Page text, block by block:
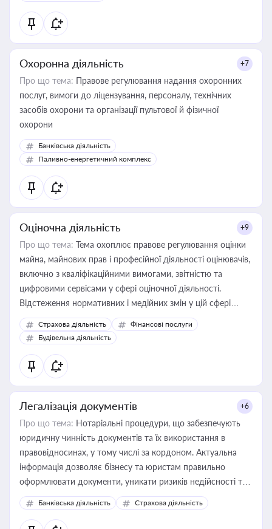
Охоронна діяльність +7
Про що тема: Правове регулювання надання охоронних
послуг, вимоги до ліцензування, персоналу, технічних
засобів охорони та організації пультової й фізичної
охорони
Банківська діяльність
Паливно-енергетичний комплекс
Оціночна діяльність +9
Про що тема: Тема охоплює правове регулювання оцінки
майна, майнових прав і професійної діяльності оцінювачів,
включно з кваліфікаційними вимогами, звітністю та
цифровими сервісами у сфері оціночної діяльності.
Відстеження нормативних і медійних змін у цій сфері
корисне для власника бізнесу, керівника, юриста або
бухгалтера під час оподаткування, приватизації, оренди
державного майна, корпоративних угод і перевірки
статусу суб'єктів оціночної діяльності
Страхова діяльність
Фінансові послуги
Будівельна діяльність
Легалізація документів +6
Про що тема: Нотаріальні процедури, що забезпечують
юридичну чинність документів та їх використання в
правовідносинах, у тому числі за кордоном. Актуальна
інформація дозволяє бізнесу та юристам правильно
оформлювати документи, уникати ризиків недійсності та
забезпечувати їх належне прийняття органами влади та
контрагентами
Банківська діяльність Страхова діяльність